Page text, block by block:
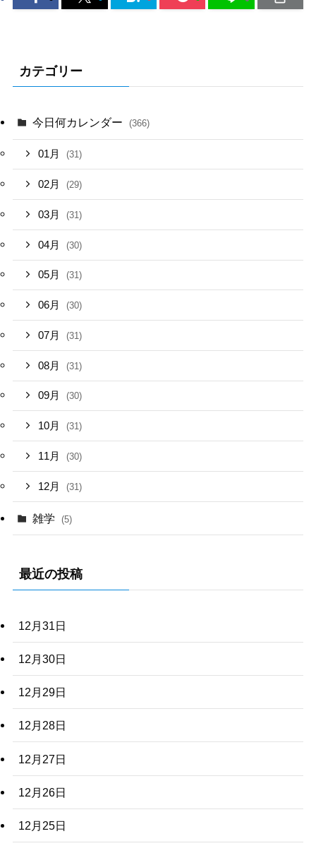
カテゴリー
今日何カレンダー (366)
01月 (31)
02月 (29)
03月 (31)
04月 (30)
05月 (31)
06月 (30)
07月 (31)
08月 (31)
09月 (30)
10月 (31)
11月 (30)
12月 (31)
雑学 (5)
最近の投稿
12月31日
12月30日
12月29日
12月28日
12月27日
12月26日
12月25日